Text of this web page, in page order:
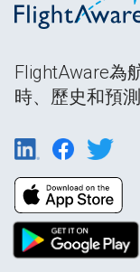
FlightAware為
時、歷史和預